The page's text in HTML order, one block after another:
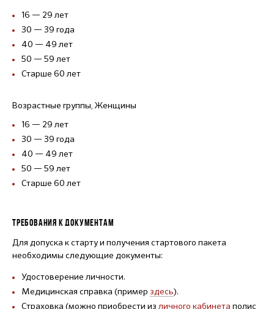
16 — 29 лет
30 — 39 года
40 — 49 лет
50 — 59 лет
Старше 60 лет
Возрастные группы, Женщины
16 — 29 лет
30 — 39 года
40 — 49 лет
50 — 59 лет
Старше 60 лет
ТРЕБОВАНИЯ К ДОКУМЕНТАМ
Для допуска к старту и получения стартового пакета
необходимы следующие документы:
Удостоверение личности.
Медицинская справка (пример здесь).
Страховка (можно приобрести изличного кабинета полис